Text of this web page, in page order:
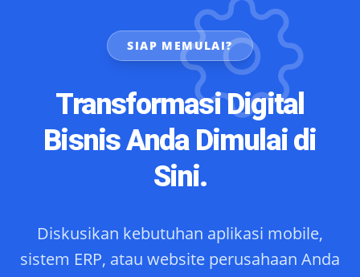
SIAP MEMULAI?
Transformasi Digital
Bisnis Anda Dimulai di
Sini.
Diskusikan kebutuhan aplikasi mobile,
sistem ERP, atau website perusahaan Anda